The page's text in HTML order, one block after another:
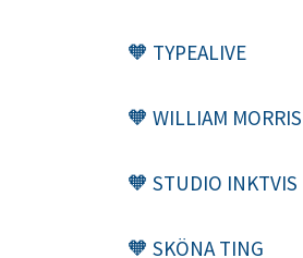
🧡 TYPEALIVE
🧡 WILLIAM MORRIS
🧡 STUDIO INKTVIS
🧡 SKÖNA TING